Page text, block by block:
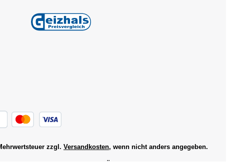
zzgl. Versandkosten, wenn nicht anders angegeben.